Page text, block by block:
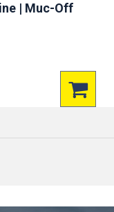
| Muc-Off